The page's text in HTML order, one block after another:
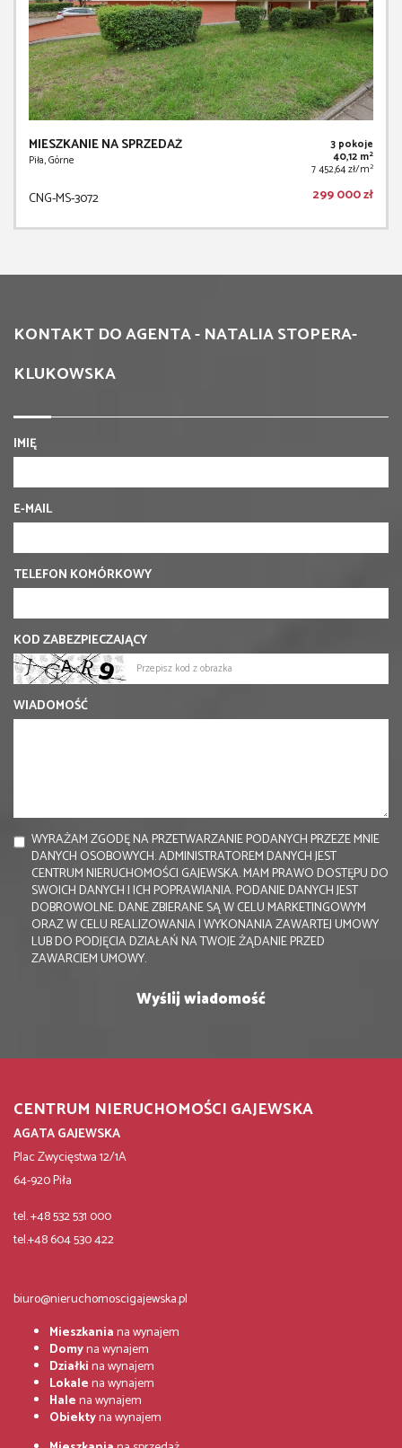
MIESZKANIE NA SPRZEDAŻ
Piła, Górne
3 pokoje
40,12 m2
7 452,64 zł/m2
CNG-MS-3072 299 000 zł
KONTAKT DO AGENTA - NATALIA STOPERA-
KLUKOWSKA
IMIĘ
E-MAIL
TELEFON KOMÓRKOWY
KOD ZABEZPIECZAJĄCY
WIADOMOŚĆ
WYRAŻAM ZGODĘ NA PRZETWARZANIE PODANYCH PRZEZE MNIE
DANYCH OSOBOWYCH. ADMINISTRATOREM DANYCH JEST
CENTRUM NIERUCHOMOŚCI GAJEWSKA. MAM PRAWO DOSTĘPU DO
SWOICH DANYCH I ICH POPRAWIANIA. PODANIE DANYCH JEST
DOBROWOLNE. DANE ZBIERANE SĄ W CELU MARKETINGOWYM
ORAZ W CELU REALIZOWANIA I WYKONANIA ZAWARTEJ UMOWY
LUB DO PODJĘCIA DZIAŁAŃ NA TWOJE ŻĄDANIE PRZED
ZAWARCIEM UMOWY.
CENTRUM NIERUCHOMOŚCI GAJEWSKA
AGATA GAJEWSKA
Plac Zwycięstwa 12/1A
64-920 Piła
tel. +48 532 531 000
tel.+48 604 530 422
biuro@nieruchomoscigajewska.pl
Mieszkaniana wynajem
Domyna wynajem
Działkina wynajem
Lokalena wynajem
Halena wynajem
Obiektyna wynajem